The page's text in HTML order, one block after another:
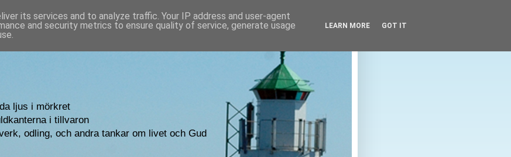
ljus i mörkret
i tillvaron
odling, och andra tankar om livet och Gud
its services and to analyze traffic. Your IP address and user-agent
and security metrics to ensure quality of service, generate usage
LEARN MORE GOT IT